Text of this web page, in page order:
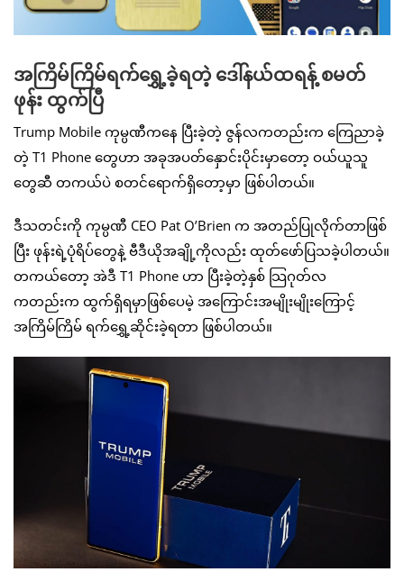
အကြိမ်ကြိမ်ရက်ရွှေ့ခဲ့ရတဲ့ ဒေါ်နယ်ထရန့် စမတ်
ဖုန်း ထွက်ပြီ
Trump Mobile ကုမ္ပဏီကနေ ပြီးခဲ့တဲ့ ဇွန်လကတည်းက ကြေညာခဲ့
တဲ့ T1 Phone တွေဟာ အခုအပတ်နှောင်းပိုင်းမှာတော့ ဝယ်ယူသူ
တွေဆီ တကယ်ပဲ စတင်ရောက်ရှိတော့မှာ ဖြစ်ပါတယ်။
ဒီသတင်းကို ကုမ္ပဏီ CEO Pat O’Brien က အတည်ပြုလိုက်တာဖြစ်
ပြီး ဖုန်းရဲ့ပုံရိပ်တွေနဲ့ ဗီဒီယိုအချို့ကိုလည်း ထုတ်ဖော်ပြသခဲ့ပါတယ်။
တကယ်တော့ အဲဒီ T1 Phone ဟာ ပြီးခဲ့တဲ့နှစ် သြဂုတ်လ
ကတည်းက ထွက်ရှိရမှာဖြစ်ပေမဲ့ အကြောင်းအမျိုးမျိုးကြောင့်
အကြိမ်ကြိမ် ရက်ရွှေ့ဆိုင်းခဲ့ရတာ ဖြစ်ပါတယ်။